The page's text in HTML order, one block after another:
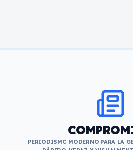
PERIODISMO MODERNO PARA LA